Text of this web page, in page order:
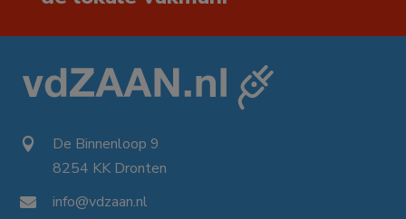
 De Binnenloop 9
8254 KK Dronten
 info@vdzaan.nl